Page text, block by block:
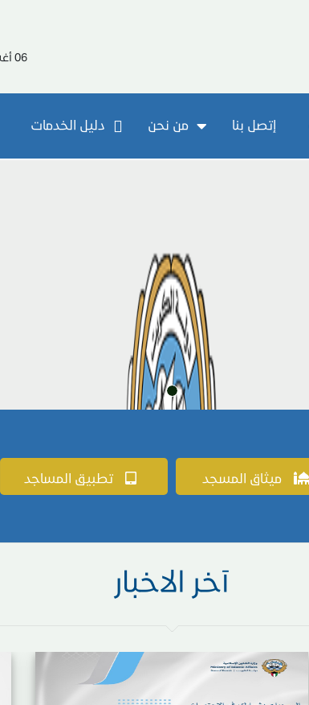
06 أغسطس 2026
إتصل بنا من نحن دليل الخدمات
ميثاق المسجد تطبيق المساجد
آخر الاخبار